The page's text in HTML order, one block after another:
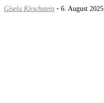
Gisela Kirschstein - 6. August 2025